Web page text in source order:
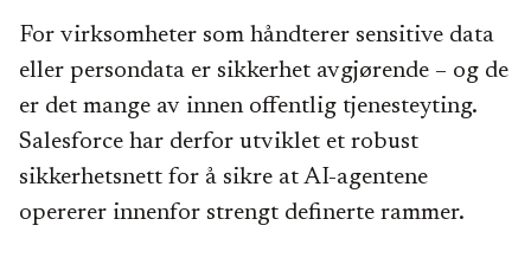
For virksomheter som håndterer sensitive data
eller persondata er sikkerhet avgjørende – og de
er det mange av innen offentlig tjenesteyting.
Salesforce har derfor utviklet et robust
sikkerhetsnett for å sikre at AI-agentene
opererer innenfor strengt definerte rammer.